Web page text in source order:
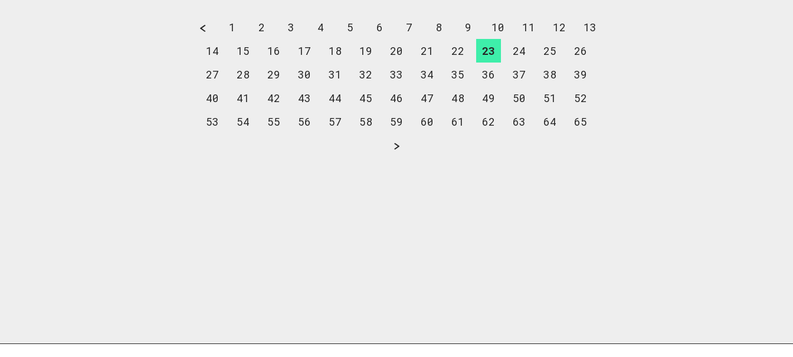
1 2 3 4 5 6 7 8 9 10 11 12
13
14
15 16 17 18 19 20 21 22 23 24 25
26
27
28 29 30 31 32 33 34 35 36 37 38
39
40
41 42 43 44 45 46 47 48 49 50 51
52
53
54 55 56 57 58 59 60 61 62 63 64 65